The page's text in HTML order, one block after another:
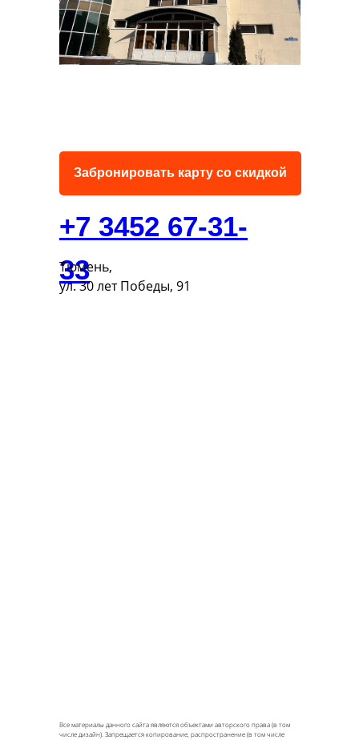
+7 3452 67-31-
33
Тюмень,
ул. 30 лет Победы, 91
Забронировать карту со скидкой
Все материалы данного сайта являются объектами авторского права (в том
числе дизайн). Запрещается копирование, распространение (в том числе